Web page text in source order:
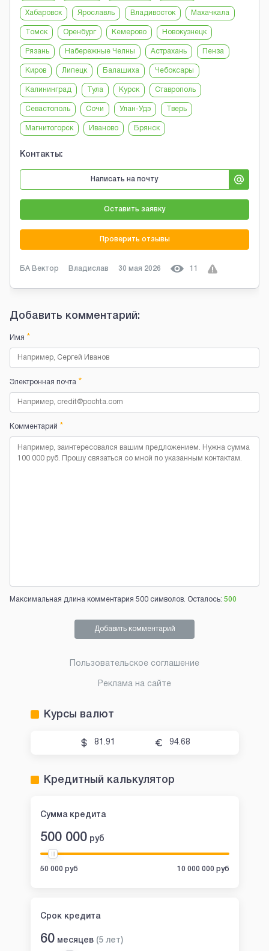
Хабаровск Ярославль Владивосток Махачкала
Томск Оренбург Кемерово Новокузнецк
Рязань Набережные Челны Астрахань Пенза
Киров Липецк Балашиха Чебоксары
Калининград Тула Курск Ставрополь
Севастополь Сочи Улан-Удэ Тверь
Магнитогорск Иваново Брянск
Контакты:
Написать на почту
Оставить заявку
Проверить отзывы
БА Вектор Владислав 30 мая 2026 11
Добавить комментарий:
Имя *
Электронная почта *
Комментарий *
Максимальная длина комментария 500 символов. Осталось: 500
Добавить комментарий
Пользовательское соглашение
Реклама на сайте
Курсы валют
81.91 94.68
Кредитный калькулятор
Сумма кредита
500 000 руб
50 000 руб 10 000 000 руб
Срок кредита
60 месяцев (5 лет)